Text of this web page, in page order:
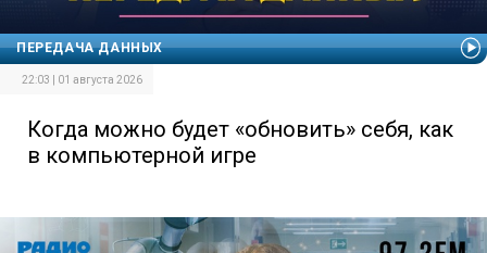
ПЕРЕДАЧА ДАННЫХ
22:03 | 01 августа 2026
Когда можно будет «обновить» себя, как
в компьютерной игре